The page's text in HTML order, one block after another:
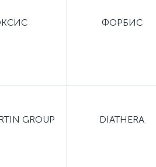
ФОРБИС
GROUP DIATHERA